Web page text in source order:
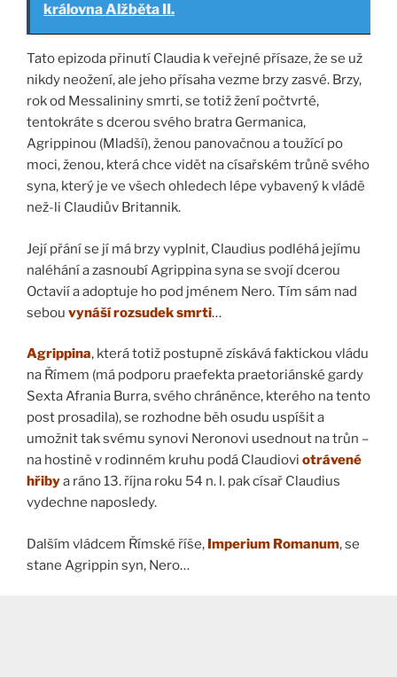
královna Alžběta II.
Tato epizoda přinutí Claudia k veřejné přísaze, že se už
nikdy neožení, ale jeho přísaha vezme brzy zasvé. Brzy,
rok od Messalininy smrti, se totiž žení počtvrté,
tentokráte s dcerou svého bratra Germanica,
Agrippinou (Mladší), ženou panovačnou a toužící po
moci, ženou, která chce vidět na císařském trůně svého
syna, který je ve všech ohledech lépe vybavený k vládě
než-li Claudiův Britannik.
Její přání se jí má brzy vyplnit, Claudius podléhá jejímu
naléhání a zasnoubí Agrippina syna se svojí dcerou
Octavií a adoptuje ho pod jménem Nero. Tím sám nad
sebou vynáší rozsudek smrti…
Agrippina, která totiž postupně získává faktickou vládu
na Římem (má podporu praefekta praetoriánské gardy
Sexta Afrania Burra, svého chráněnce, kterého na tento
post prosadila), se rozhodne běh osudu uspíšit a
umožnit tak svému synovi Neronovi usednout na trůn –
na hostině v rodinném kruhu podá Claudiovi otrávené
hřibya ráno 13. října roku 54 n. l. pak císař Claudius
vydechne naposledy.
Dalším vládcem Římské říše, Imperium Romanum, se
stane Agrippin syn, Nero…